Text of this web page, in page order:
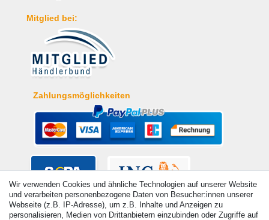
Mitglied bei:
Zahlungsmöglichkeiten
Wir verwenden Cookies und ähnliche Technologien auf unserer Website
und verarbeiten personenbezogene Daten von Besucher:innen unserer
Webseite (z.B. IP-Adresse), um z.B. Inhalte und Anzeigen zu
personalisieren, Medien von Drittanbietern einzubinden oder Zugriffe auf